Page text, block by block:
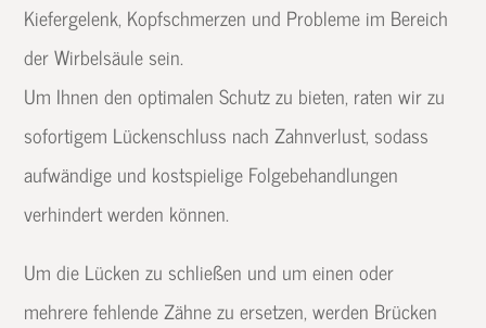
Kiefergelenk, Kopfschmerzen und Probleme im Bereich
der Wirbelsäule sein.
Um Ihnen den optimalen Schutz zu bieten, raten wir zu
sofortigem Lückenschluss nach Zahnverlust, sodass
aufwändige und kostspielige Folgebehandlungen
verhindert werden können.
Um die Lücken zu schließen und um einen oder
mehrere fehlende Zähne zu ersetzen, werden Brücken